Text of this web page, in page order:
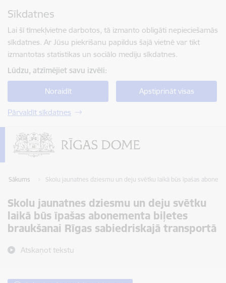
Sīkdatnes
Lai šī tīmekļvietne darbotos, tā izmanto obligāti nepieciešamās
sīkdatnes. Ar Jūsu piekrišanu papildus šajā vietnē var tikt
izmantotas statistikas un sociālo mediju sīkdatnes.
Lūdzu, atzīmējiet savu izvēli:
Noraidīt Apstiprināt visas
Pārvaldīt sīkdatnes
Sākums Skolu jaunatnes dziesmu un deju svētku laikā būs īpašas
Skolu jaunatnes dziesmu un deju svētku
laikā būs īpašas abonementa biļetes
braukšanai Rīgas sabiedriskajā transportā
Atskaņot tekstu